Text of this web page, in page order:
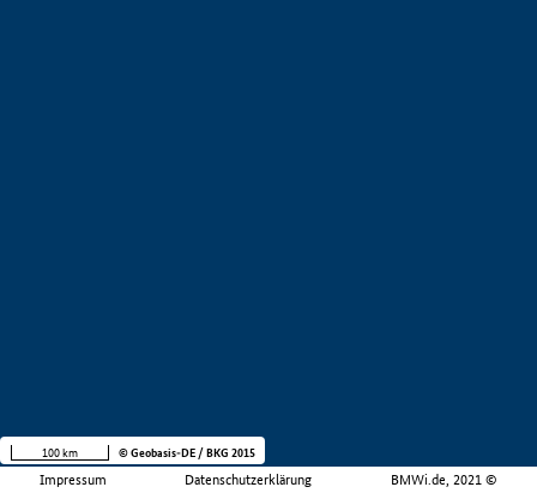
Impressum Datenschutzerklärung BMWi.de, 2021 ©
100 km © Geobasis-DE / BKG 2015